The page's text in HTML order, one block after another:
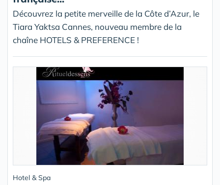
Découvrez la petite merveille de la Côte d’Azur, le
Tiara Yaktsa Cannes, nouveau membre de la
chaîne HOTELS & PREFERENCE !
Hotel & Spa